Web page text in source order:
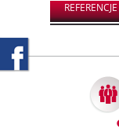
REFERENCJE